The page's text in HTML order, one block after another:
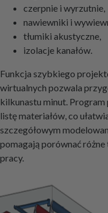
czerpnie i wyrzutnie,
nawiewniki i
tłumiki akustyczne,
izolacje kanałów.
Funkcja szybkiego
wirtualnych pozwala
kilkunastu minut.
listę materiałów, co
szczegółowym
pomagają porównać
pracy.